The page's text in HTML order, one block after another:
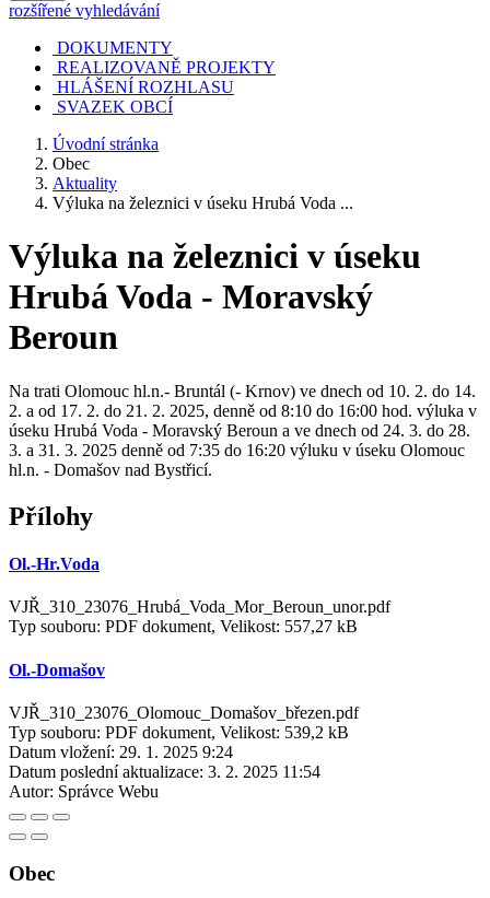
rozšířené vyhledávání
DOKUMENTY
REALIZOVANĚ PROJEKTY
HLÁŠENÍ ROZHLASU
SVAZEK OBCÍ
Úvodní stránka
Obec
Aktuality
Výluka na železnici v úseku Hrubá Voda ...
Výluka na železnici v úseku
Hrubá Voda - Moravský
Beroun
Na trati Olomouc hl.n.- Bruntál (- Krnov) ve dnech od 10. 2. do 14.
2. a od 17. 2. do 21. 2. 2025, denně od 8:10 do 16:00 hod. výluka v
úseku Hrubá Voda - Moravský Beroun a ve dnech od 24. 3. do 28.
3. a 31. 3. 2025 denně od 7:35 do 16:20 výluku v úseku Olomouc
hl.n. - Domašov nad Bystřicí.
Přílohy
Ol.-Hr.Voda
VJŘ_310_23076_Hrubá_Voda_Mor_Beroun_unor.pdf
Typ souboru: PDF dokument, Velikost: 557,27 kB
Ol.-Domašov
VJŘ_310_23076_Olomouc_Domašov_březen.pdf
Typ souboru: PDF dokument, Velikost: 539,2 kB
Datum vložení: 29. 1. 2025 9:24
Datum poslední aktualizace: 3. 2. 2025 11:54
Autor: Správce Webu
Obec